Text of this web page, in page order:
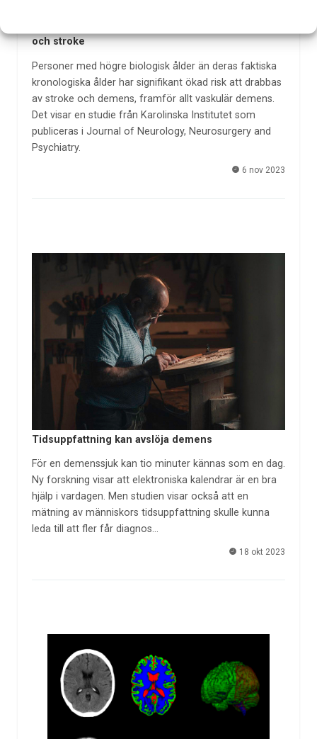
och stroke
Personer med högre biologisk ålder än deras faktiska
kronologiska ålder har signifikant ökad risk att drabbas
av stroke och demens, framför allt vaskulär demens.
Det visar en studie från Karolinska Institutet som
publiceras i Journal of Neurology, Neurosurgery and
Psychiatry.
6 nov 2023
Tidsuppfattning kan avslöja demens
För en demenssjuk kan tio minuter kännas som en dag.
Ny forskning visar att elektroniska kalendrar är en bra
hjälp i vardagen. Men studien visar också att en
mätning av människors tidsuppfattning skulle kunna
leda till att fler får diagnos…
18 okt 2023